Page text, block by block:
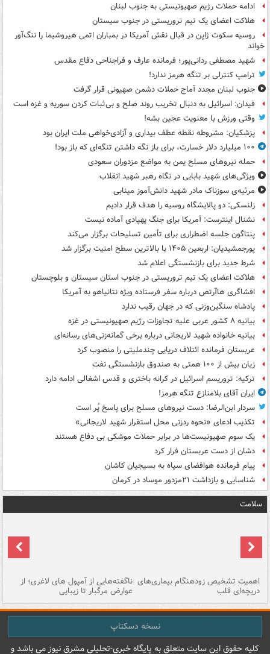
ادامه حملات رژیم صهیونیستی به جنوب لبنان
هلاکت اعضای یک تیم تروریستی در جنوب سیستان
روسیه سکوت ژاپن در قبال نقش آمریکا در بمباران اتمی هیروشیما را ننگ‌آور
خواند
شهید مصطفی ردانی‌پور؛ فرمانده عارف و فراجناحی دفاع مقدس
ترامپ کنترلی بر تنگه هرمز ندارد!
جنوب لبنان مجدد آماج حملات دشمن صهیونی قرار گرفت
فیدان: اسرائیل به دنبال تخریب روند صلح و بی‌ثبات کردن سوریه و غزه است
وقتی ورزش با معنویت عجین بشه!
پزشکیان: مشروطه نقطه عطف بیداری و آزادی‌خواهی ملت ایران بود
۱۰۰ میلیارد دلار خسارت، برای باز نگه داشتن تنگه‌ای که باز بود!
حمله نیروهای مسلح یمن به مواضع مزدوران سعودی
ویژگی‌های شهید بابایی در نگاه رهبر شهید انقلاب
مرثیه‌ی سوزناک مادر شهید دانش‌آموز مینابی
زلنسکی: دو پالایشگاه روسیه را هدف قرار دادیم
نشنال اینترست: آمریکا برای جنگ پهپادی آماده نیست
پنتاگون جلسه اضطراری برای تأمین تسلیحات برگزار می‌کند
پورجمشیدیان: اربعین ۱۴۰۵ با بالاترین سطح امنیت برگزار شد
شرط جدید برای بازنشستگی اعلام شد
هلاکت اعضای یک تیم تروریستی در جنوب استان سیستان و بلوچستان
افشاگری هاآرتص درباره سفر فرستاده ویژه نتانیاهو به آمریکا
پادشاه سنگین‌وزنی که در جهان رقیب ندارد
بیانیه ۸ کشور عربی علیه تجاوزات رژیم صهیونیستی در غزه
بیانیه خانواده شهید لاریجانی درباره برخی گمانه‌زنی‌های رسانه‌ای
عربستان فرمانده ائتلاف دریایی چندملیتی را منصوب کرد
زیان بیش از ۱۰۰ همتی به صندوق‌ بازنشستگی نفت
ترکیه: تروریسم اسرائیل در کرانه باختری و قدس اشغالی ادامه دارد
ایران آقای بلامنازع تنگه هرمز!
سردار ابن‌الرضا: دست نیروهای مسلح برای پاسخ پُر است
تکذیب ادعای «نحوه ردزنی محل استقرار شهید لاریجانی»
یک‌ سوم صهیونیست‌ها در برابر حملات موشکی بی دفاع هستند
دشان از دست عربستان فرار کرد
پیام فرمانده هوافضای سپاه به بسیجیان کاشان
شناسایی و بازداشت ۲۱مزدور موساد در کرمان
سلامت
اهمیت تشخیص زودهنگام بیماری‌های
دریچه‌ای قلب
ناگفته‌هایی از آمپول های لاغری؛ از
عوارض مرگبار تا زیبایی
نسخه دسکتاپ
کليه حقوق اين سايت متعلق به پایگاه خبري-تحليلي مشرق نيوز می باشد و